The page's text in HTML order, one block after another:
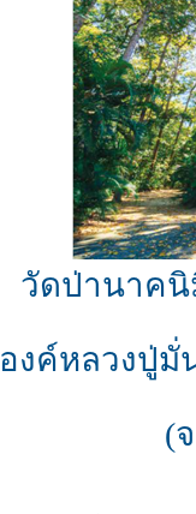
วัดป่านาค
องค์หลวงปู่มั่
(